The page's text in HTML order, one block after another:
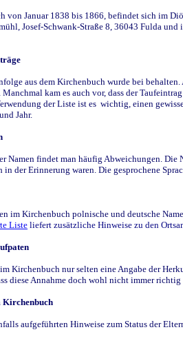
von Januar 1838 bis 1866, befindet sich im
Josef-Schwank-Straße 8, 36043 Fulda
aus dem Kirchenbuch wurde bei
kam es auch vor, dass der
der Liste ist es wichtig, einen
Jahr.
Namen findet man häufig Abweichungen. Die
in der Erinnerung waren. Die gesprochene
im Kirchenbuch polnische und deutsche
Liste liefert zusätzliche Hinweise zu den
Kirchenbuch nur selten eine Angabe der
diese Annahme doch wohl nicht immer
Kirchenbuch
aufgeführten Hinweise zum Status der